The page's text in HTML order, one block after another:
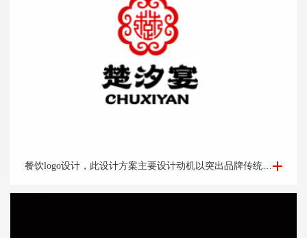
餐饮logo设计-楚*宴餐饮公司logo设计 餐饮logo设计，此设计方案主要设计动机以突出品牌传统老字号的品牌调性出发。以祥云纹路做外围。中心以“楚汉字的变形窗格轩辕造型，亭台楼阁酒肆的视觉印象，链接企业的行业特征